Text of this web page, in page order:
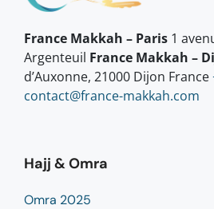
France Makkah – Paris 1
Argenteuil France Makkah –
d’Auxonne, 21000 Dijon France
contact@france-makkah.com
Hajj & Omra
Omra 2025